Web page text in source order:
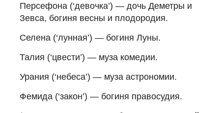
Персефона (‘девочка’) — дочь Деметры и
Зевса, богиня весны и плодородия.
Селена (‘лунная’) — богиня Луны.
Талия (‘цвести’) — муза комедии.
Урания (‘небеса’) — муза астрономии.
Фемида (‘закон’) — богиня правосудия.